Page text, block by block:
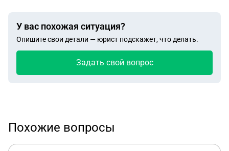
У вас похожая ситуация?
Опишите свои детали — юрист подскажет, что делать.
Задать свой вопрос
Похожие вопросы